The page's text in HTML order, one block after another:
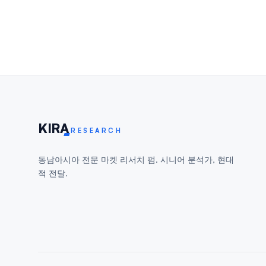
KIRA RESEARCH
동남아시아 전문 마켓 리서치 펌. 시니어 분석가, 현대
적 전달.